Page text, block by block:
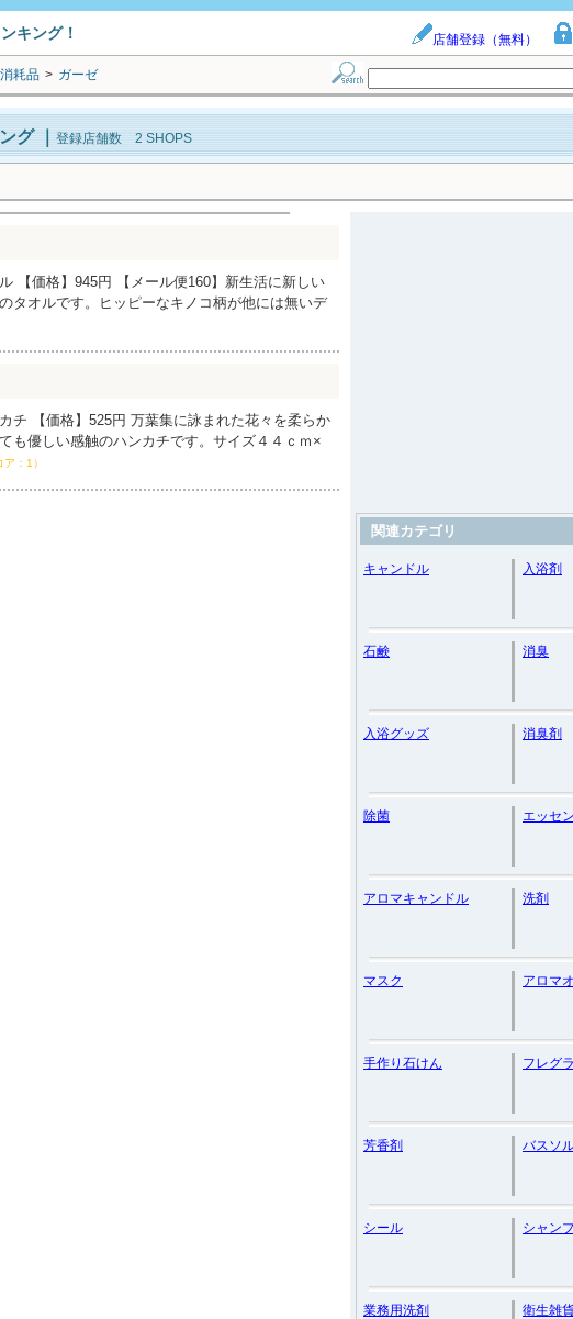
キング！ 店舗登録（無料）
耗品 > ガーゼ
グ｜ 登録店舗数 2 SHOPS
【価格】945円 【メール便160】新生活に新しい
タオルです。ヒッピーなキノコ柄が他には無いデ
チ 【価格】525円 万葉集に詠まれた花々を柔らか
も優しい感触のハンカチです。サイズ４４ｃｍ×
ア：1）
関連カテゴリ
キャンドル 入浴剤
石鹸 消臭
入浴グッズ 消臭剤
除菌 エッセ
アロマキャンドル 洗剤
マスク アロマ
手作り石けん フレグ
芳香剤 バスソ
シール シャン
業務用洗剤 衛生雑